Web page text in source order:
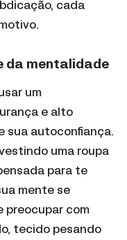
cada
da mentalidade
um
e alto
sua autoconfiança.
uma roupa
para te
mente se
preocupar com
tecido pesando